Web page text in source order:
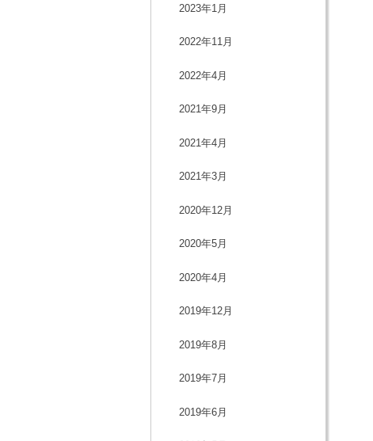
2023年1月
2022年11月
2022年4月
2021年9月
2021年4月
2021年3月
2020年12月
2020年5月
2020年4月
2019年12月
2019年8月
2019年7月
2019年6月